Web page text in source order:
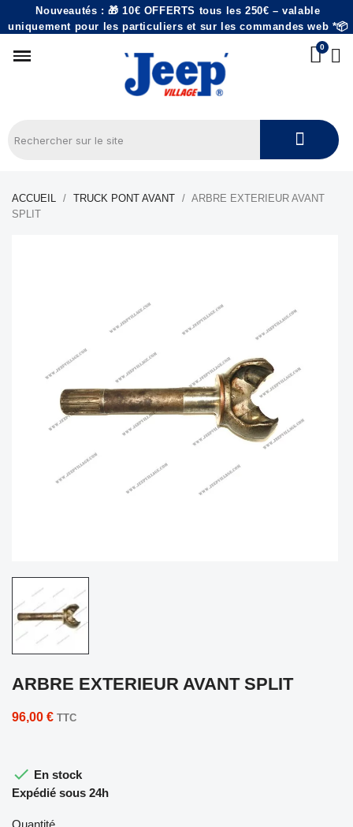
Nouveautés : 🎁 10€ OFFERTS tous les 250€ – valable
uniquement pour les particuliers et sur les commandes web *📦
ACCUEIL TRUCK PONT AVANT
ARBRE EXTERIEUR AVANT
SPLIT
ARBRE EXTERIEUR AVANT SPLIT
96,00 € TTC
 En stock
Expédié sous 24h
Quantité